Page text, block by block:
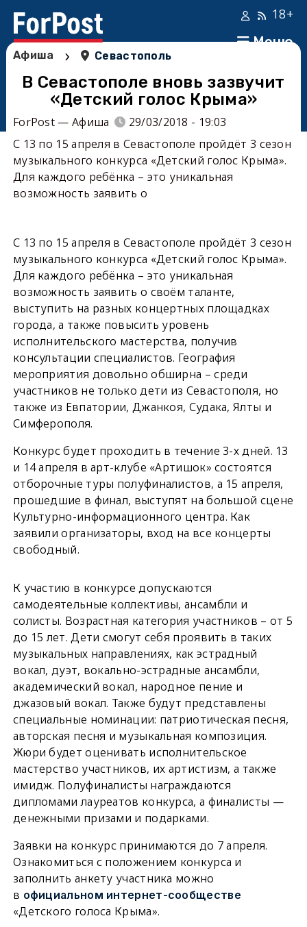
Меню
18+
Афиша › Севастополь
В Севастополе вновь зазвучит
«Детский голос Крыма»
ForPost — Афиша
29/03/2018 - 19:03
С 13 по 15 апреля в Севастополе пройдёт 3 сезон
музыкального конкурса «Детский голос Крыма».
Для каждого ребёнка – это уникальная
возможность заявить о
С 13 по 15 апреля в Севастополе пройдёт 3 сезон
музыкального конкурса «Детский голос Крыма».
Для каждого ребёнка – это уникальная
возможность заявить о своём таланте,
выступить на разных концертных площадках
города, а также повысить уровень
исполнительского мастерства, получив
консультации специалистов. География
мероприятия довольно обширна – среди
участников не только дети из Севастополя, но
также из Евпатории, Джанкоя, Судака, Ялты и
Симферополя.
Конкурс будет проходить в течение 3-х дней. 13
и 14 апреля в арт-клубе «Артишок» состоятся
отборочные туры полуфиналистов, а 15 апреля,
прошедшие в финал, выступят на большой сцене
Культурно-информационного центра. Как
заявили организаторы, вход на все концерты
свободный.
К участию в конкурсе допускаются
самодеятельные коллективы, ансамбли и
солисты. Возрастная категория участников – от 5
до 15 лет. Дети смогут себя проявить в таких
музыкальных направлениях, как эстрадный
вокал, дуэт, вокально-эстрадные ансамбли,
академический вокал, народное пение и
джазовый вокал. Также будут представлены
специальные номинации: патриотическая песня,
авторская песня и музыкальная композиция.
Жюри будет оценивать исполнительское
мастерство участников, их артистизм, а также
имидж. Полуфиналисты награждаются
дипломами лауреатов конкурса, а финалисты —
денежными призами и подарками.
Заявки на конкурс принимаются до 7 апреля.
Ознакомиться с положением конкурса и
заполнить анкету участника можно
в официальном интернет-сообществе
«Детского голоса Крыма».